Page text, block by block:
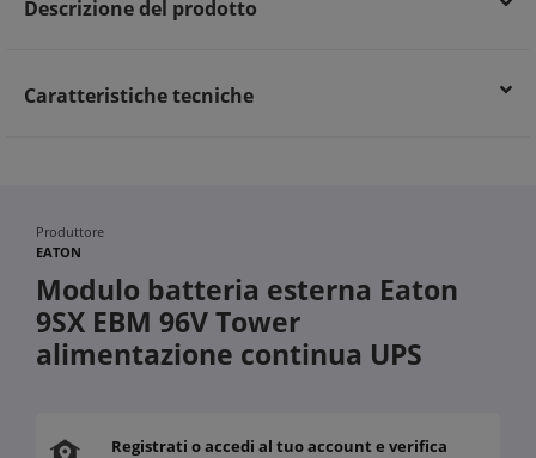
Descrizione del prodotto
Caratteristiche tecniche
Produttore
EATON
Modulo batteria esterna Eaton
9SX EBM 96V Tower
alimentazione continua UPS
Registrati o accedi al tuo account e verifica